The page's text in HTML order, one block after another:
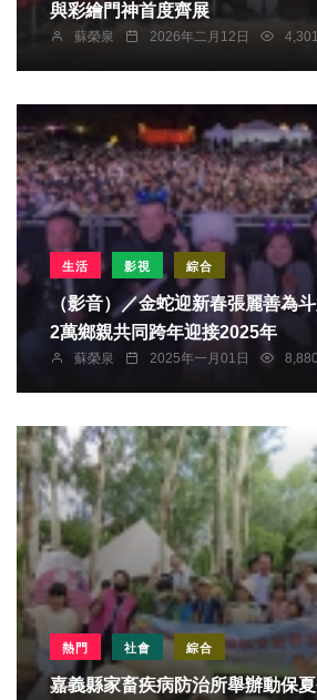
與彩繪門神首度齊展
蘇榮泉 2026年二月12日
生活 影視 綜合
（影音）／金蛇迎新春張麗善為斗六
2萬鄉親共同跨年迎接2025年
蘇榮泉 2025年一月01日
熱門 社會 綜合
嘉義縣家畜疾病防治所舉辦動保